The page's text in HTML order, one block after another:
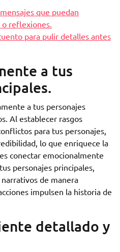
que puedan
o reflexiones.
para pulir detalles antes
a tus
a tus personajes
Al establecer rasgos
para tus personajes,
lo que enriquece la
conectar emocionalmente
personajes principales,
de manera
impulsen la historia de
detallado y